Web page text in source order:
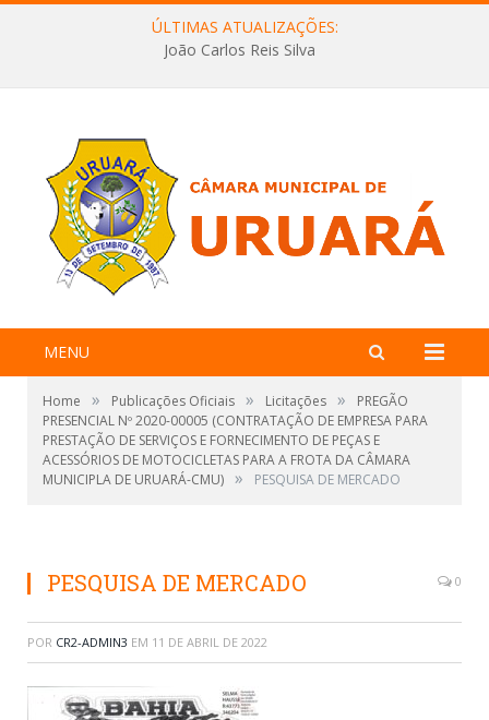
ÚLTIMAS ATUALIZAÇÕES:
João Carlos Reis Silva
MENU
Home » Publicações Oficiais » Licitações »
PREGÃO
PRESENCIAL Nº 2020-00005 (CONTRATAÇÃO DE EMPRESA PARA
PRESTAÇÃO DE SERVIÇOS E FORNECIMENTO DE PEÇAS E
ACESSÓRIOS DE MOTOCICLETAS PARA A FROTA DA CÂMARA
MUNICIPLA DE URUARÁ-CMU) » PESQUISA DE MERCADO
PESQUISA DE MERCADO 0
POR CR2-ADMIN3 EM 11 DE ABRIL DE 2022